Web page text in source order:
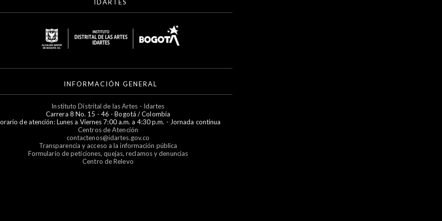
IDARTES
INFORMACIÓN GENERAL
Instituto Distrital de las Artes - Idartes
Carrera 8 No. 15 - 46 - Bogotá / Colombia
de atención: Lunes a Viernes 7:00 a.m. a 4:30 p.m. - Jornada continua
Centros de Atención
contactenos@idartes.gov.co
Transparencia y acceso a la información pública
Formulario de peticiones, quejas, reclamos y denuncias
Centro de Relevo